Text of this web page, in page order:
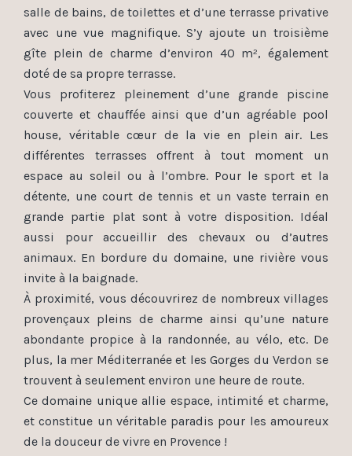
salle de bains, de toilettes et d’une terrasse privative
avec une vue magnifique. S’y ajoute un troisième
gîte plein de charme d’environ 40 m², également
doté de sa propre terrasse.
Vous profiterez pleinement d’une grande piscine
couverte et chauffée ainsi que d’un agréable pool
house, véritable cœur de la vie en plein air. Les
différentes terrasses offrent à tout moment un
espace au soleil ou à l’ombre. Pour le sport et la
détente, une court de tennis et un vaste terrain en
grande partie plat sont à votre disposition. Idéal
aussi pour accueillir des chevaux ou d’autres
animaux. En bordure du domaine, une rivière vous
invite à la baignade.
À proximité, vous découvrirez de nombreux villages
provençaux pleins de charme ainsi qu’une nature
abondante propice à la randonnée, au vélo, etc. De
plus, la mer Méditerranée et les Gorges du Verdon se
trouvent à seulement environ une heure de route.
Ce domaine unique allie espace, intimité et charme,
et constitue un véritable paradis pour les amoureux
de la douceur de vivre en Provence !